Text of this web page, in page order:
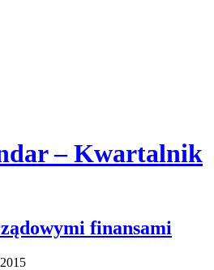
– Kwartalnik
finansami